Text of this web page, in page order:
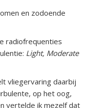
en zodoende
radiofrequenties
Light, Moderate
vliegervaring daarbij
op het oog,
vertelde ik mezelf dat